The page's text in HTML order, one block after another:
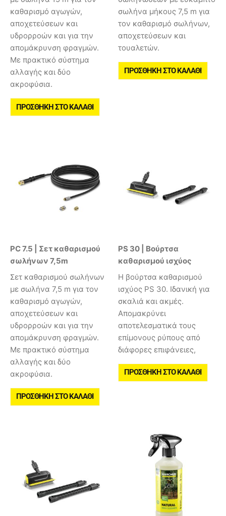
καθαρισμό αγωγών,
αποχετεύσεων και
υδρορροών και για την
απομάκρυνση φραγμών.
Με πρακτικό σύστημα
αλλαγής και δύο
ακροφύσια.
ΠΡΟΣΘΉΚΗ ΣΤΟ ΚΑΛΆΘΙ
σωλήνα μήκους 7,5 m για
τον καθαρισμό σωλήνων,
αποχετεύσεων και
τουαλετών.
ΠΡΟΣΘΉΚΗ ΣΤΟ ΚΑΛΆΘΙ
PC 7.5 | Σετ καθαρισμού
σωλήνων 7,5m
Σετ καθαρισμού σωλήνων
με σωλήνα 7,5 m για τον
καθαρισμό αγωγών,
αποχετεύσεων και
υδρορροών και για την
απομάκρυνση φραγμών.
Με πρακτικό σύστημα
αλλαγής και δύο
ακροφύσια.
ΠΡΟΣΘΉΚΗ ΣΤΟ ΚΑΛΆΘΙ
PS 30 | Βούρτσα
καθαρισμού ισχύος
Η βούρτσα καθαρισμού
ισχύος PS 30. Ιδανική για
σκαλιά και ακμές.
Aπομακρύνει
αποτελεσματικά τους
επίμονους ρύπους από
διάφορες επιφάνειες,
ΠΡΟΣΘΉΚΗ ΣΤΟ ΚΑΛΆΘΙ